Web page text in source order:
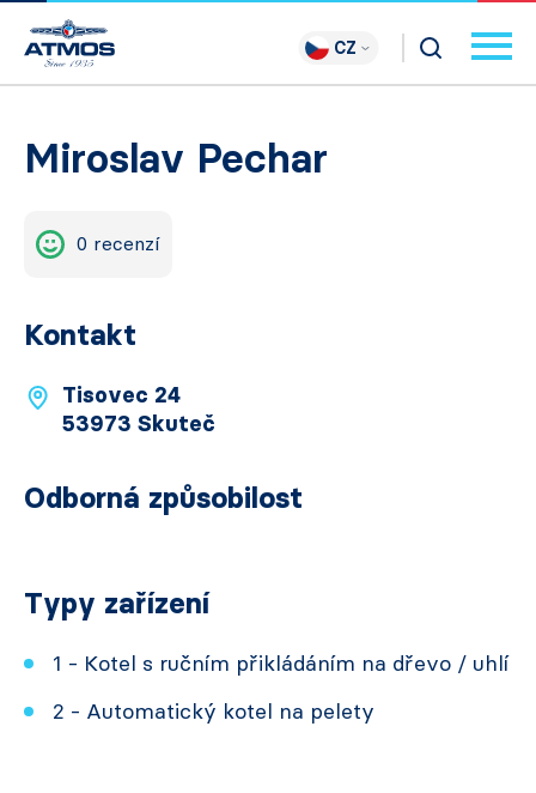
CZ
Miroslav Pechar
0 recenzí
Kontakt
Tisovec 24
53973 Skuteč
Odborná způsobilost
Typy zařízení
1 - Kotel s ručním přikládáním na dřevo / uhlí
2 - Automatický kotel na pelety